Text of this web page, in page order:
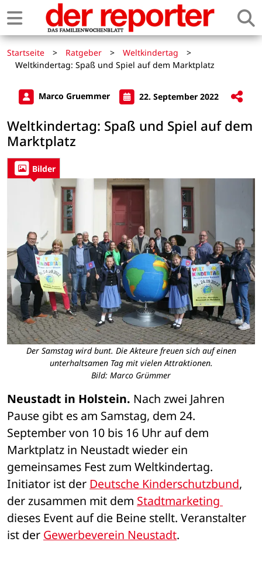
Startseite > Ratgeber > Weltkindertag
>
Weltkindertag: Spaß und Spiel auf dem Marktplatz
Marco Gruemmer 22. September 2022
Weltkindertag: Spaß und Spiel auf dem
Marktplatz
Bilder
Der Samstag wird bunt. Die Akteure freuen sich auf einen
unterhaltsamen Tag mit vielen Attraktionen.
Bild: Marco Grümmer
Neustadt in Holstein. Nach zwei Jahren
Pause gibt es am Samstag, dem 24.
September von 10 bis 16 Uhr auf dem
Marktplatz in Neustadt wieder ein
gemeinsames Fest zum Weltkindertag.
Initiator ist der Deutsche Kinderschutzbund,
der zusammen mit dem
dieses Event auf die Beine stellt. Veranstalter
ist der Gewerbeverein Neustadt.